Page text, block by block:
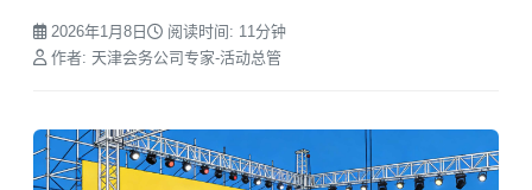
2026年1月8日
阅读时间: 11分钟
作者: 天津会务公司专家-活动总管